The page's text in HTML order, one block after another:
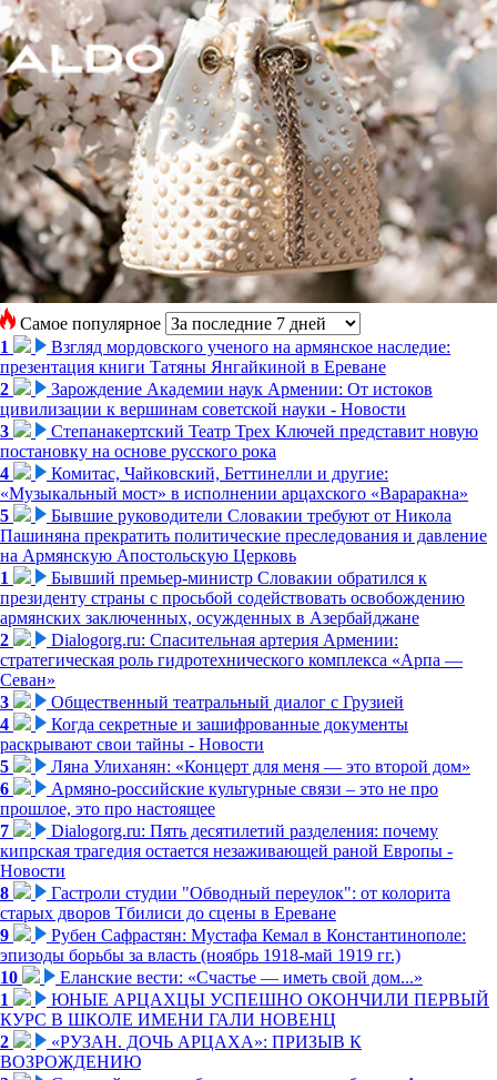
Самое популярное
1
Взгляд мордовского ученого на армянское наследие:
презентация книги Татяны Янгайкиной в Ереване
2
Зарождение Академии наук Армении: От истоков
цивилизации к вершинам советской науки - Новости
3
Степанакертский Театр Трех Ключей представит новую
постановку на основе русского рока
4
Комитас, Чайковский, Беттинелли и другие:
«Музыкальный мост» в исполнении арцахского «Вараракна»
5
Бывшие руководители Словакии требуют от Никола
Пашиняна прекратить политические преследования и давление
на Армянскую Апостольскую Церковь
1
Бывший премьер-министр Словакии обратился к
президенту страны с просьбой содействовать освобождению
армянских заключенных, осужденных в Азербайджане
2
Dialogorg.ru: Спасительная артерия Армении:
стратегическая роль гидротехнического комплекса «Арпа —
Севан»
3
Общественный театральный диалог с Грузией
4
Когда секретные и зашифрованные документы
раскрывают свои тайны - Новости
5
Ляна Улиханян: «Концерт для меня — это второй дом»
6
Армяно-российские культурные связи – это не про
прошлое, это про настоящее
7
Dialogorg.ru: Пять десятилетий разделения: почему
кипрская трагедия остается незаживающей раной Европы -
Новости
8
Гастроли студии "Обводный переулок": от колорита
старых дворов Тбилиси до сцены в Ереване
9
Рубен Сафрастян: Мустафа Кемал в Константинополе:
эпизоды борьбы за власть (ноябрь 1918-май 1919 гг.)
10
Еланские вести: «Счастье — иметь свой дом...»
1
ЮНЫЕ АРЦАХЦЫ УСПЕШНО ОКОНЧИЛИ ПЕРВЫЙ
КУРС В ШКОЛЕ ИМЕНИ ГАЛИ НОВЕНЦ
2
«РУЗАН. ДОЧЬ АРЦАХА»: ПРИЗЫВ К
ВОЗРОЖДЕНИЮ